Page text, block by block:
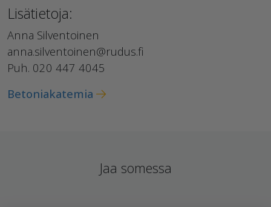
Lisätietoja:
Anna Silventoinen
anna.silventoinen@rudus.fi
Puh. 020 447 4045
Betoniakatemia
Jaa somessa